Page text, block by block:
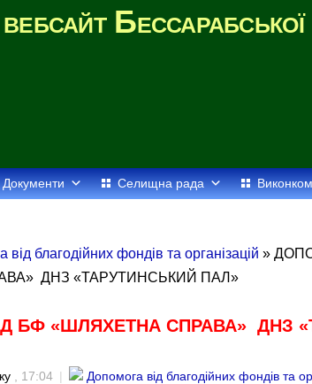
Документи Селищна рада Виконком
від благодійних фондів та організацій »
ДНЗ «ТАРУТИНСЬКИЙ ПАЛ»
БФ «ШЛЯХЕТНА СПРАВА» ДНЗ
, 17:04 | Допомога від благодійних фондів та